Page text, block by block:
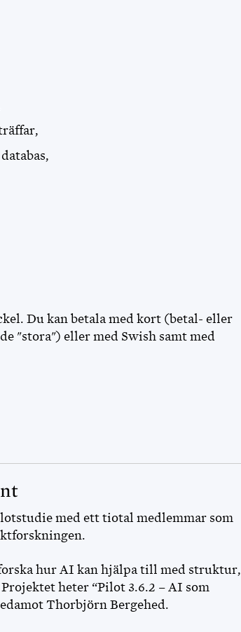
Du kan betala med kort (betal- eller
"stora") eller med Swish samt med
med ett tiotal medlemmar som
hur AI kan hjälpa till med struktur,
heter “Pilot 3.6.2 – AI som
Thorbjörn Bergehed.